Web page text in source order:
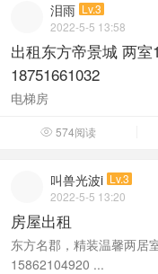
泪雨 Lv.3
2022-5-5 13:58
出租东方帝景城 两
18751661032
电梯房
 574阅读
叫兽光波i Lv.3
2022-5-5 13:20
房屋出租
东方名郡，精装温馨两居
15862104920 ...